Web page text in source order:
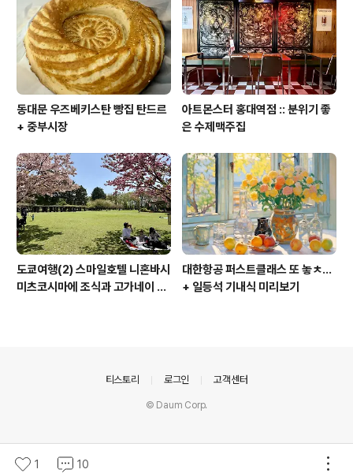
동대문 우즈베키스탄 빵집 탄드르
+ 중부시장
아트몬스터 홍대역점 :: 분위기 좋
은 수제맥주집
도쿄여행(2) 스마일호텔 니혼바시
미츠코시마에 조식과 고가네이 공
대한항공 퍼스트클래스 또 놓ㅊ...
+ 일등석 기내식 미리보기
1 10
티스토리 로그인 고객센터
© Daum Corp.